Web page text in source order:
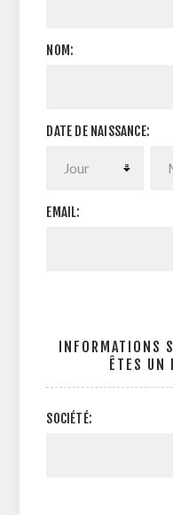
NOM:
DATE DE NAISSANCE:
EMAIL:
INFORMATIONS
ÊTES UN
SOCIÉTÉ: